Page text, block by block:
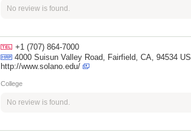
No review is found.
+1 (707) 864-7000
4000 Suisun Valley Road, Fairfield, CA, 94534 US
http://www.solano.edu/
College
No review is found.